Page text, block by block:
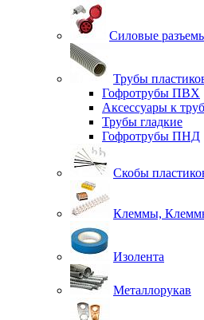
Силовые
Трубы
Гофротрубы ПВХ
Аксессуары к
Трубы гладкие
Гофротрубы ПНД
Скобы
Клеммы,
Изолента
Металлорукав